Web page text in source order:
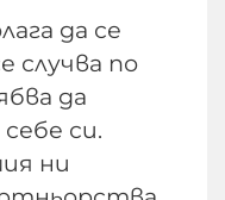
да се
случва по
да
си.
ни